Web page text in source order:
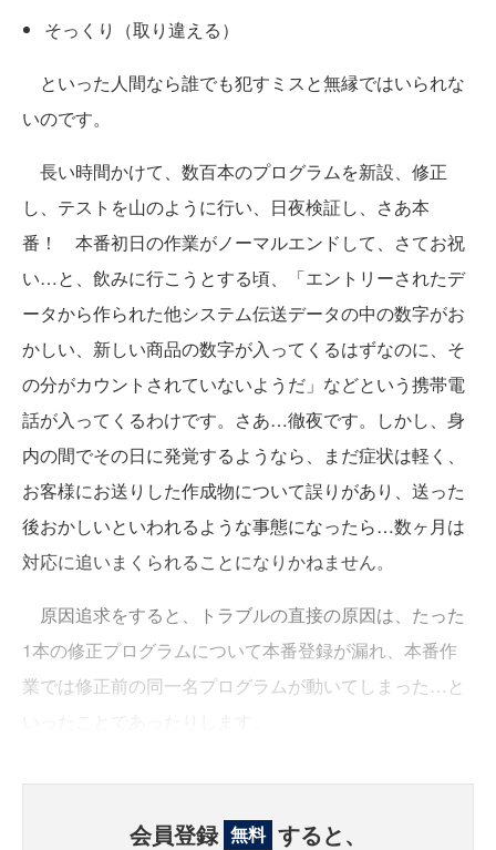
そっくり（取り違える）
といった人間なら誰でも犯すミスと無縁ではいられな
いのです。
長い時間かけて、数百本のプログラムを新設、修正
し、テストを山のように行い、日夜検証し、さあ本
番！ 本番初日の作業がノーマルエンドして、さてお祝
い…と、飲みに行こうとする頃、「エントリーされたデ
ータから作られた他システム伝送データの中の数字がお
かしい、新しい商品の数字が入ってくるはずなのに、そ
の分がカウントされていないようだ」などという携帯電
話が入ってくるわけです。さあ…徹夜です。しかし、身
内の間でその日に発覚するようなら、まだ症状は軽く、
お客様にお送りした作成物について誤りがあり、送った
後おかしいといわれるような事態になったら…数ヶ月は
対応に追いまくられることになりかねません。
原因追求をすると、トラブルの直接の原因は、たった
1本の修正プログラムについて本番登録が漏れ、本番作
業では修正前の同一名プログラムが動いてしまった…と
会員登録 無料 すると、